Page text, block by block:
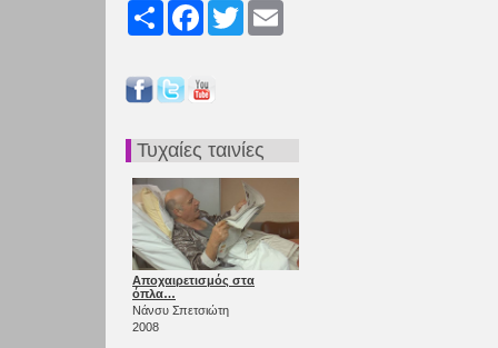
Share FacebookTwitter
Τυχαίες ταινίες
Αποχαιρετισμός στα
όπλα…
Νάνσυ Σπετσιώτη
2008